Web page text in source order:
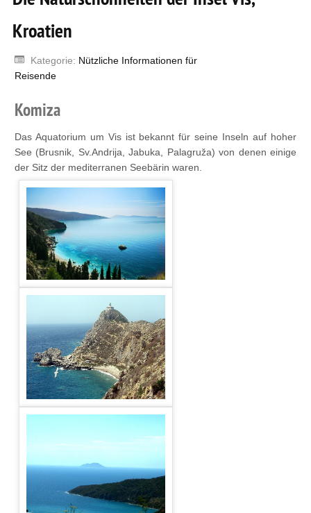
Kroatien
Kategorie: Nützliche Informationen für
Reisende
Komiza
Das Aquatorium um Vis ist bekannt für seine Inseln auf hoher
See (Brusnik, Sv.Andrija, Jabuka, Palagruža) von denen einige
der Sitz der mediterranen Seebärin waren.